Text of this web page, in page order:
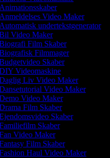
Video Maker
undertekstgenerator
Video Maker
Film Skaber
Filmmager
Skaber
Videomaskine
Liv Video Maker
Video Maker
Video Maker
Film Skaber
Skaber
Skaber
Video Maker
Film Skaber
Haul Video Maker